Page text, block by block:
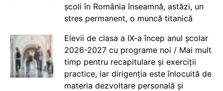
școli în România înseamnă, astăzi, un
stres permanent, o muncă titanică
Elevii de clasa a IX-a încep anul școlar
2026-2027 cu programe noi / Mai mult
timp pentru recapitulare și exerciții
practice, iar dirigenția este înlocuită de
materia dezvoltare personală și